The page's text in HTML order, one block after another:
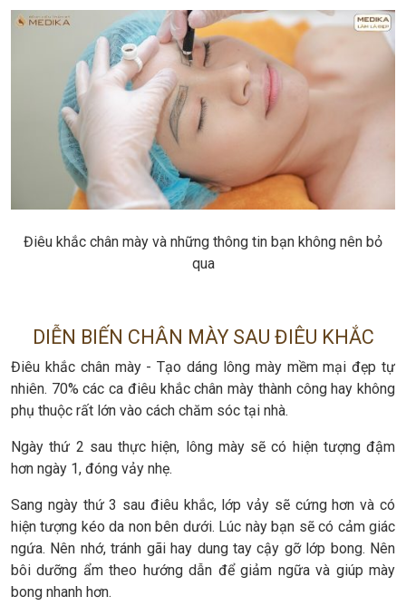
Điêu khắc chân mày và những thông tin bạn không nên bỏ
qua
DIỄN BIẾN CHÂN MÀY SAU ĐIÊU KHẮC
Điêu khắc chân mày - Tạo dáng lông mày mềm mại đẹp tự
nhiên. 70% các ca điêu khắc chân mày thành công hay không
phụ thuộc rất lớn vào cách chăm sóc tại nhà.
Ngày thứ 2 sau thực hiện, lông mày sẽ có hiện tượng đậm
hơn ngày 1, đóng vảy nhẹ.
Sang ngày thứ 3 sau điêu khắc, lớp vảy sẽ cứng hơn và có
hiện tượng kéo da non bên dưới. Lúc này bạn sẽ có cảm giác
ngứa. Nên nhớ, tránh gãi hay dung tay cậy gỡ lớp bong. Nên
bôi dưỡng ẩm theo hướng dẫn để giảm ngữa và giúp mày
bong nhanh hơn.